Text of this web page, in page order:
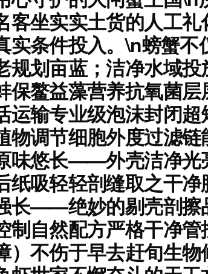
客坐实实土货的人工
实条件投入。\n螃蟹
规划亩蓝；洁净水域
保鳌益藻营养抗氧菌
运输专业级泡沫封闭
物调节细胞外度过滤
味悠长——外壳洁净光
纸吸轻轻剖缝取之干
长——绝妙的剔壳剖擦
制自然配方严格干净
）不伤于早去赶旬生